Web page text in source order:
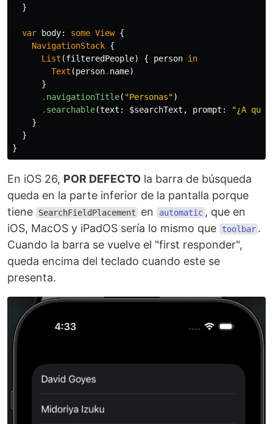
}
var body: some View {
NavigationStack {
List (filteredPeople) { person in
Text (person. name)
}
. navigationTitle( "Personas")
. searchable(text : $searchText , prompt :
"¿A
}
}
}
En iOS 26, POR DEFECTO la barra de búsqueda
queda en la parte inferior de la pantalla porque
tiene
SearchFieldPlacement en automatic , que en
iOS, MacOS y iPadOS sería lo mismo que
toolbar .
Cuando la barra se vuelve el "first responder",
queda encima del teclado cuando este se
presenta.